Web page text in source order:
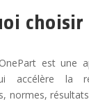
choisir
est une
accélère la
normes,